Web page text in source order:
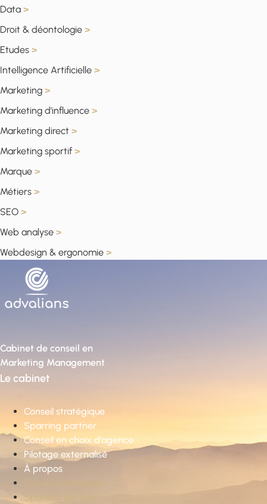
Data >
Droit & déontologie >
Etudes >
Intelligence Artificielle >
Marketing >
Marketing d'influence >
Marketing direct >
Marketing sportif >
Marque >
Métiers >
SEO >
Web analyse >
Webdesign & ergonomie >
Cabinet de conseil en
Marketing Management
Le cabinet
Conseil stratégique
Sparring partner
Conseil en choix d’agence
Pilotage externalisé
À propos
Sparring partner